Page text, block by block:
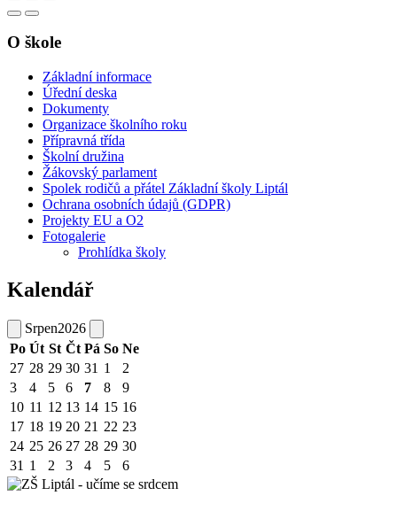
O škole
Základní informace
Úřední deska
Dokumenty
Organizace školního roku
Přípravná třída
Školní družina
Žákovský parlament
Spolek rodičů a přátel Základní školy Liptál
Ochrana osobních údajů (GDPR)
Projekty EU a O2
Fotogalerie
Prohlídka školy
Kalendář
Srpen2026
Po Út St Čt Pá So Ne
27 28 29 30 31 1
2
3
4 5 6 7 8
9
10 11 12 13 14 15 16
17 18 19 20 21 22 23
24 25 26 27 28 29 30
31 1 2 3 4 5 6